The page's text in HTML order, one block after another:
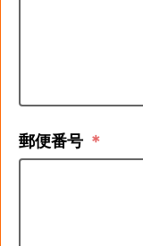
郵便番号 ＊